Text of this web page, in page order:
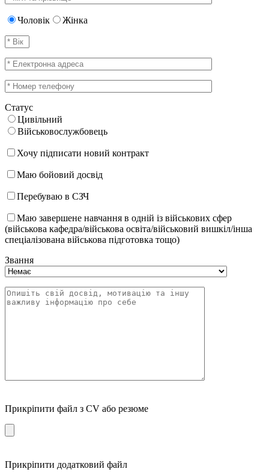
Чоловік Жінка
Статус
Цивільний
Військовослужбовець
Хочу підписати новий контракт
Маю бойовий досвід
Перебуваю в СЗЧ
Маю завершене навчання в одній із військових сфер
(військова кафедра/військова освіта/військовий вишкіл/інша
спеціалізована військова підготовка тощо)
Звання
Прикріпити файл з CV або резюме
Прикріпити додатковий файл